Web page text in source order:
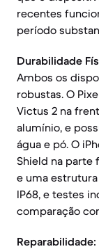
recentes
período
Durabilidade
Ambos os
robustas. O
Victus 2 na
alumínio, e
água e pó. O
Shield na parte
e uma
IP68, e testes
comparação
Reparabilidade: